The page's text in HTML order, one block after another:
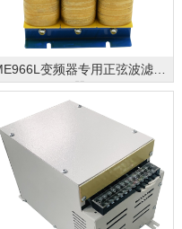
变频器专用正弦波滤波
器